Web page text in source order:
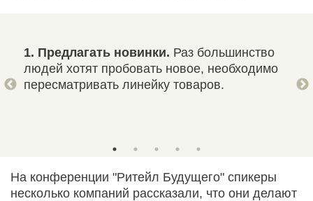
1. Предлагать новинки. Раз большинство
людей хотят пробовать новое, необходимо
пересматривать линейку товаров.
На конференции "Ритейл Будущего" спикеры
несколько компаний рассказали, что они делают